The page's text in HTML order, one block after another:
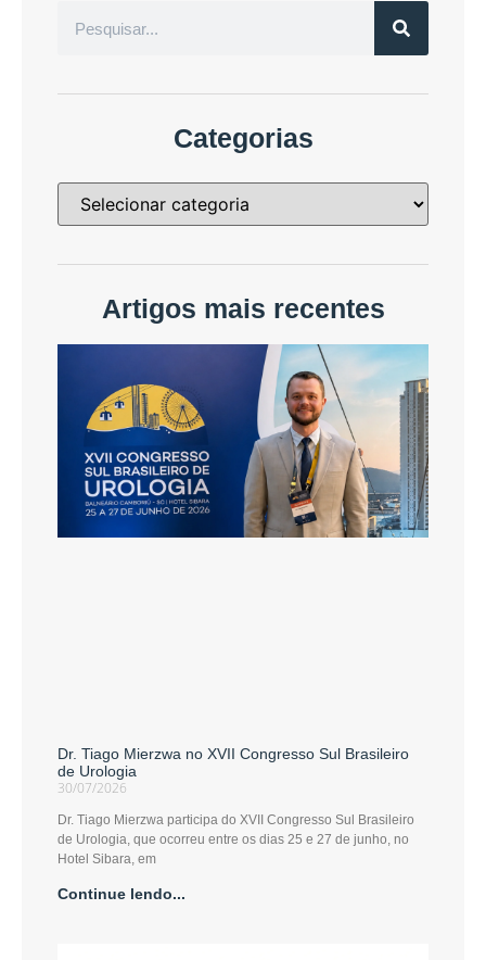
Categorias
Artigos mais recentes
Dr. Tiago Mierzwa no XVII Congresso Sul Brasileiro
de Urologia
30/07/2026
Dr. Tiago Mierzwa participa do XVII Congresso Sul Brasileiro
de Urologia, que ocorreu entre os dias 25 e 27 de junho, no
Hotel Sibara, em
Continue lendo...